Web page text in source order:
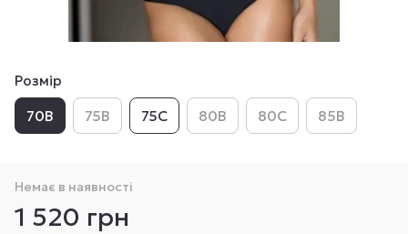
Розмір
70B 75B 75C 80B 80C 85B
Немає в наявності
1 520 грн